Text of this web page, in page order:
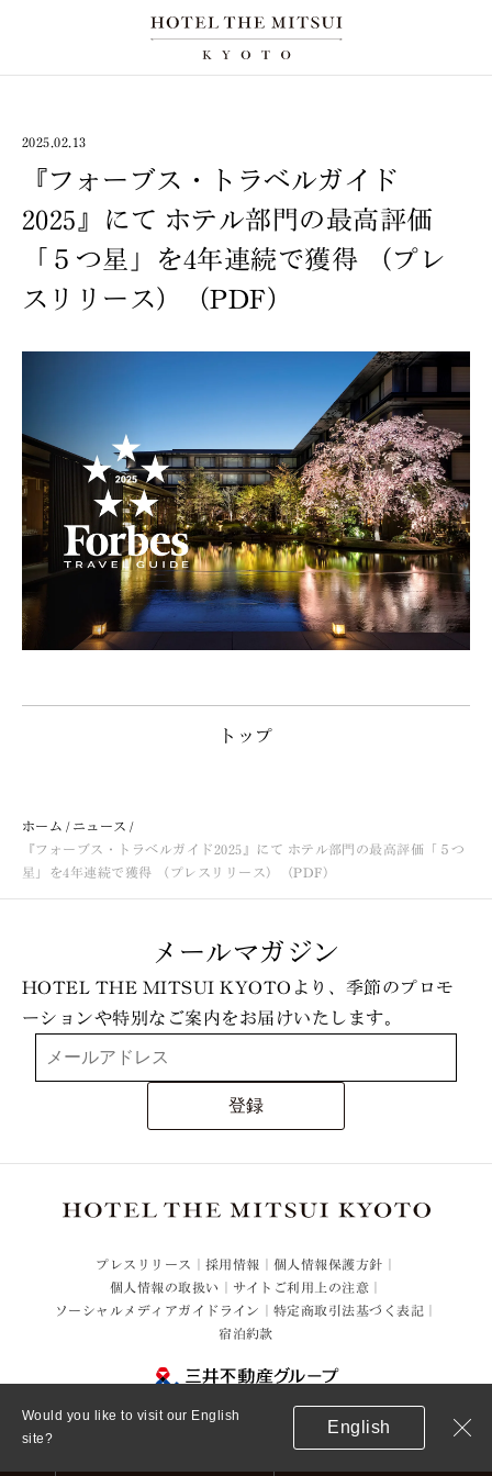
2025.02.13
『フォーブス・トラベルガイド
2025』にて ホテル部門の最高評価
「５つ星」を4年連続で獲得 （プレ
スリリース）（PDF）
トップ
ホーム
ニュース
『フォーブス・トラベルガイド2025』にて ホテル部門の最高評価「５つ
星」を4年連続で獲得 （プレスリリース）（PDF）
メールマガジン
HOTEL THE MITSUI KYOTOより、季節のプロモ
ーションや特別なご案内をお届けいたします。
登録
プレスリリース 採用情報
個人情報保護方針
個人情報の取扱い
サイトご利用上の注意
ソーシャルメディアガイドライン
特定商取引法基づく表記
宿泊約款
© 2021 Mitsui Fudosan Resort Management Co., Ltd.
Would you like to visit our English
site?
English